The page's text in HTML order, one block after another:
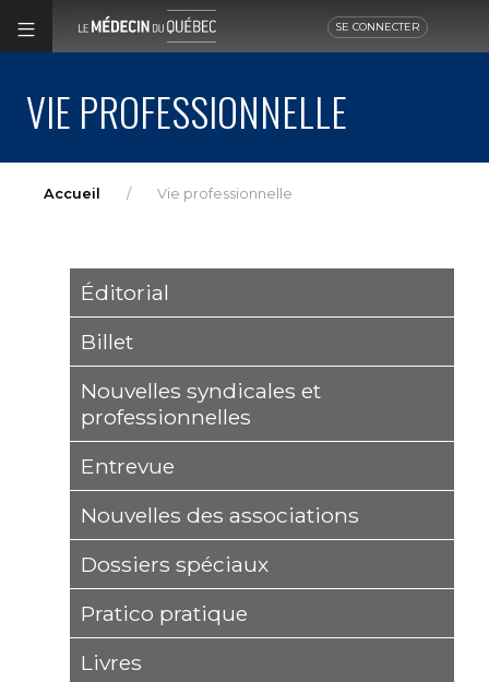
SE CONNECTER
VIE PROFESSIONNELLE
Accueil Vie professionnelle
Éditorial
Billet
Nouvelles syndicales et
professionnelles
Entrevue
Nouvelles des associations
Dossiers spéciaux
Pratico pratique
Livres